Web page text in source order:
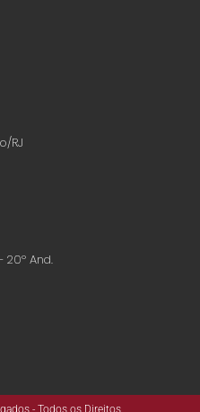
RJ
20º And.
- Todos os Direitos